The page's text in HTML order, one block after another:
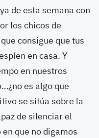
de esta semana con
los chicos de
consigue que tus
en casa. Y
en nuestros
es algo que
se sitúa sobre la
de silenciar el
que no digamos